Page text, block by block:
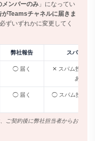
メンバーのみ 」になってい
Teamsチャネルに届きま
ずいずれかに変更してく
弊社報告 スパム対策
◯ 届く
✕ スパム投稿の
あり
◯ 届く ◯ スパム投稿を
ご契約後に弊社担当者からお